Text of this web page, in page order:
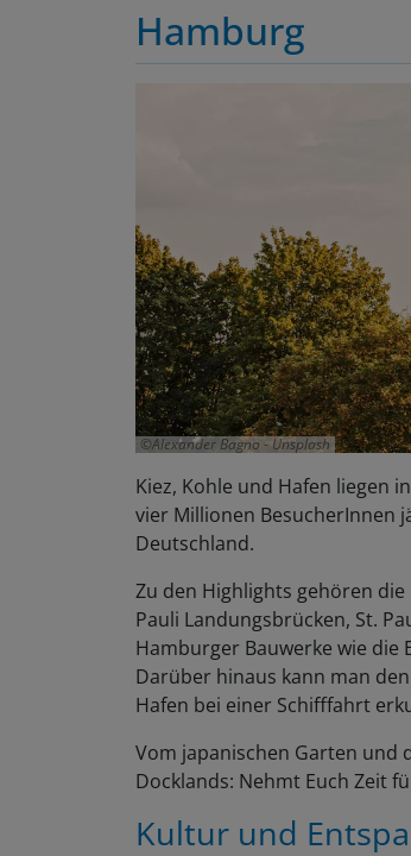
Hamburg
Alexander Bagno - Unsplash
Kiez, Kohle und Hafen liegen
vier Millionen BesucherInnen
Deutschland.
Zu den Highlights gehören
Pauli Landungsbrücken, St.
Hamburger Bauwerke wie
Darüber hinaus kann man
Hafen bei einer Schifffahrt
Vom japanischen Garten und
Docklands: Nehmt Euch Zeit
Kultur und